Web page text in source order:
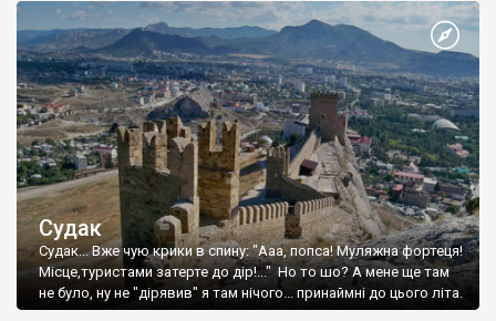
Судак
Судак... Вже чую крики в спину: "Ааа, попса! Муляжна фортеця!
Місце,туристами затерте до дір!..." Но то шо? А мене ще там
не було, ну не "дірявив" я там нічого... принаймні до цього літа.